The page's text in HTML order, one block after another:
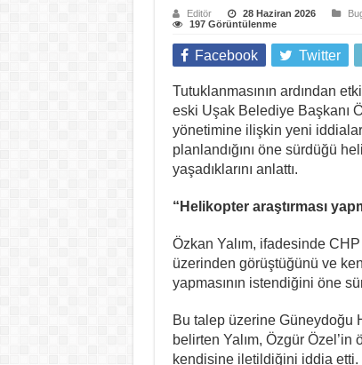
Editör 28 Haziran 2026
197 Görüntülenme
Facebook Twitter
Tutuklanmasının ardından
eski Uşak Belediye Başkanı
yönetimine ilişkin yeni
planlandığını öne sürdüğü
yaşadıklarını anlattı.
“Helikopter araştırması
Özkan Yalım, ifadesinde
üzerinden görüştüğünü ve
yapmasının istendiğini öne
Bu talep üzerine Güneydoğu
belirten Yalım, Özgür
kendisine iletildiğini iddia etti.